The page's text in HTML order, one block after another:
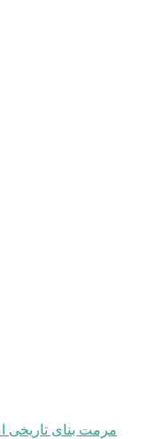
مرمت بنای تاریخی